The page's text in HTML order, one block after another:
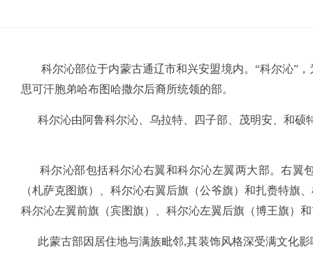
科尔沁部位于内蒙古通辽市和兴安盟境内。“科尔沁”，
思可汗胞弟哈布图哈撒尔后裔所统领的部。
科尔沁由阿鲁科尔沁、乌拉特、四子部、茂明安、和硕
科尔沁部包括科尔沁右翼和科尔沁左翼两大部。右翼
（札萨克图旗）、科尔沁右翼后旗（公爷旗）和扎赉特旗
科尔沁左翼前旗（宾图旗）、科尔沁左翼后旗（博王旗）
此蒙古部因居住地与满族毗邻,其装饰风格深受满文化